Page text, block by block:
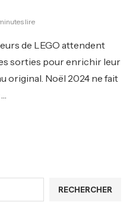
lire
de LEGO attendent
sorties pour enrichir leur
original. Noël 2024 ne fait
RECHERCHER